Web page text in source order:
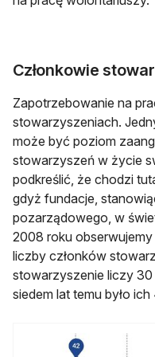
Członkowie
Zapotrzebowanie na
stowarzyszeniach.
może być poziom
stowarzyszeń w życie
podkreślić, że chodzi
gdyż fundacje,
pozarządowego, w
2008 roku
liczby członków
stowarzyszenie liczy
siedem lat temu było ich